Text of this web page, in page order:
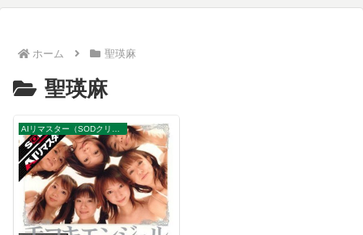
ホーム 聖瑛麻
聖瑛麻
AIリマスター（SODクリエイト）